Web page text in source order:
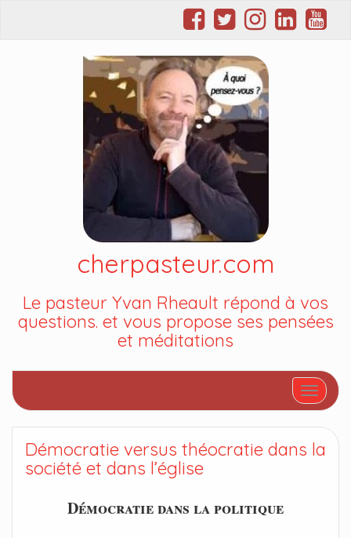
cherpasteur.com
Le pasteur Yvan Rheault répond à vos
questions. et vous propose ses pensées
et méditations
Afficher/
Démocratie versus théocratie dans la
société et dans l’église
Démocratie dans la politique